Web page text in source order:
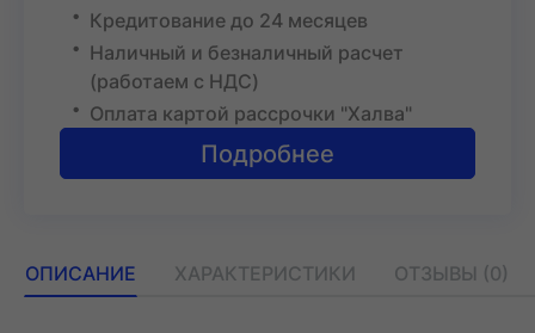
Кредитование до 24 месяцев
Наличный и безналичный расчет
(работаем с НДС)
Оплата картой рассрочки "Халва"
Подробнее
ОПИСАНИЕ ХАРАКТЕРИСТИКИ ОТЗЫВЫ (0)